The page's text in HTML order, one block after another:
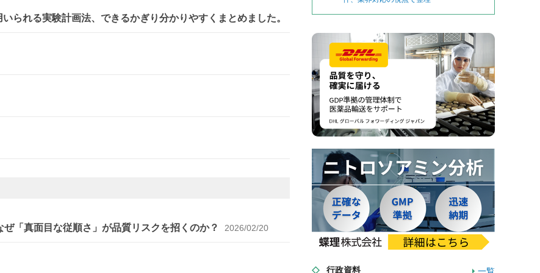
られる実験計画法、できるかぎり分かりやすくまとめました。
「真面目な従順さ」が品質リスクを招くのか？
2026/02/20
行政資料